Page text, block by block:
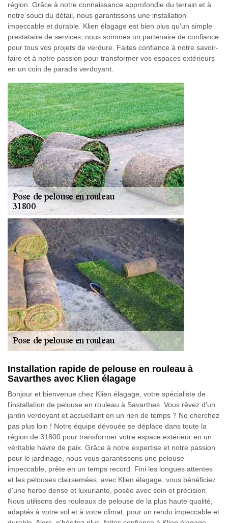
région. Grâce à notre connaissance approfondie du terrain et à
notre souci du détail, nous garantissons une installation
impeccable et durable. Klien élagage est bien plus qu'un simple
prestataire de services; nous sommes un partenaire de confiance
pour tous vos projets de verdure. Faites confiance à notre savoir-
faire et à notre passion pour transformer vos espaces extérieurs
en un coin de paradis verdoyant.
Installation rapide de pelouse en rouleau à
Savarthes avec Klien élagage
Bonjour et bienvenue chez Klien élagage, votre spécialiste de
l'installation de pelouse en rouleau à Savarthes. Vous rêvez d'un
jardin verdoyant et accueillant en un rien de temps ? Ne cherchez
pas plus loin ! Notre équipe dévouée se déplace dans toute la
région de 31800 pour transformer votre espace extérieur en un
véritable havre de paix. Grâce à notre expertise et notre passion
pour le jardinage, nous vous garantissons une pelouse
impeccable, prête en un temps record. Fini les longues attentes
et les pelouses clairsemées, avec Klien élagage, vous bénéficiez
d'une herbe dense et luxuriante, posée avec soin et précision.
Nous utilisons des rouleaux de pelouse de la plus haute qualité,
adaptés à votre sol et à votre climat, pour un rendu impeccable et